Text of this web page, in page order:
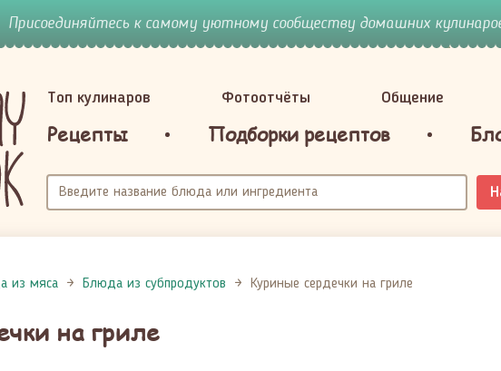
Присоединяйтесь к самому уютному сообществу домашних
Топ кулинаров Фотоотчёты Общение
Рецепты Подборки рецептов
из мяса Блюда из субпродуктов Куриные сердечки на гриле
на гриле